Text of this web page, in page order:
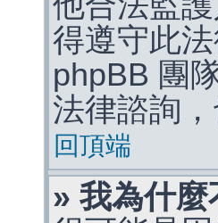
得遵守此
phpBB 團
法律諮詢
回頂端
» 我為什麼